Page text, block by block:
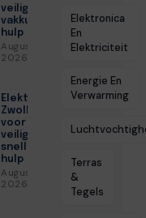
veilige en
vakkundige
hulp
Augustus 6,
2026
Elektricien
Zwolle
voor
veilige en
snelle
hulp
Augustus 6,
2026
Elektronica
En
Elektriciteit
Energie En
Verwarming
Terras
&
Tegels